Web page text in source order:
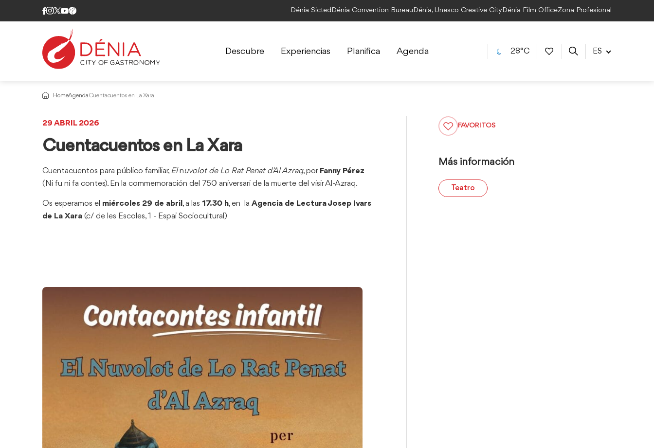
Dénia Sicted Dénia Convention Bureau Dénia, Unesco Creative CityDénia Film OfficeZona Profesional
Descubre Experiencias Planifica Agenda 28°C ES
HomeAgendaCuentacuentos en La Xara
29 ABRIL 2026
Cuentacuentos en La Xara
Cuentacuentos para público familiar, Elnuvolot de Lo Rat Penat d’Al Azraq, por Fanny Pérez
(Ni fu ni fa contes). En la commemoración del 750 aniversari de la muerte del visir Al-Azraq.
Os esperamos el miércoles 29 de abril , a las 17.30 h, en la Agencia de Lectura Josep Ivars
de La Xara (c/ de les Escoles, 1 - Espai Sociocultural)
FAVORITOS
Más información
Teatro